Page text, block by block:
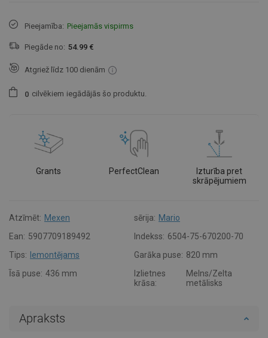
Pieejamība: Pieejamās vispirms
Piegāde no: 54.99 €
Atgriež līdz 100 dienām
0 cilvēkiem iegādājās šo produktu.
Grants PerfectClean
Izturība pret
skrāpējumiem
Atzīmēt: Mexen sērija: Mario
Ean: 5907709189492 Indekss: 6504-75-670200-70
Tips:
Iemontējams Garāka puse: 820 mm
Īsā puse: 436 mm
Izlietnes
krāsa:
Melns/Zelta
metālisks
Apraksts